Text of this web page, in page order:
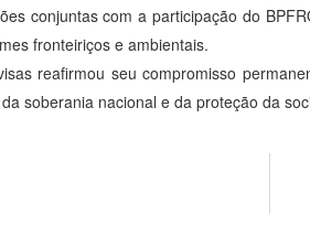
conjuntas com a participação do
fronteiriços e ambientais.
reafirmou seu compromisso
soberania nacional e da proteção da